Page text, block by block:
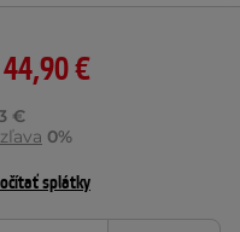
€
€
0%
splátky